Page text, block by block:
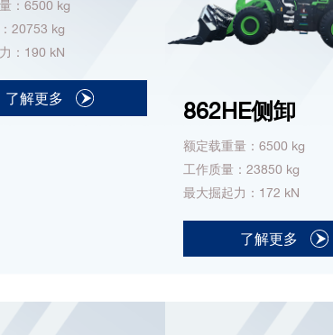
：6500 kg
20753 kg
：190 kN
了解更多 862HE侧卸
额定载重量：6500 kg
工作质量：23850 kg
最大掘起力：172 kN
了解更多